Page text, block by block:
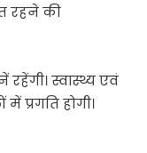
रहने की
स्वास्थ्य एवं
प्रगति होगी।